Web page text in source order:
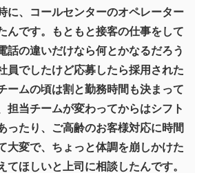
に、コールセンターのオペレーター
んです。もともと接客の仕事をして
話の違いだけなら何とかなるだろう
員でしたけど応募したら採用された
ームの頃は割と勤務時間も決まって
担当チームが変わってからはシフト
ったり、ご高齢のお客様対応に時間
大変で、ちょっと体調を崩しかけた
てほしいと上司に相談したんです。